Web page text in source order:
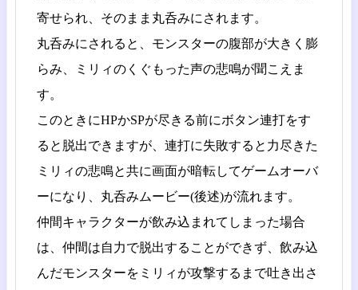
寄せられ、そのまま丸呑みにされます。
丸呑みにされると、モンスターの腹部が大きく膨
らみ、ミリィのくぐもった声の悲鳴が聞こえま
す。
このときにHPかSPが尽きる前にボタン連打をす
ると脱出できますが、連打に失敗すると力尽きた
ミリィの悲鳴と共に画面が暗転してゲームオーバ
ーになり、丸呑みムービー(後述)が流れます。
仲間キャラクターが飲み込まれてしまった場合
は、仲間は自力で脱出することができず、飲み込
んだモンスターをミリィが攻撃するまで吐き出さ